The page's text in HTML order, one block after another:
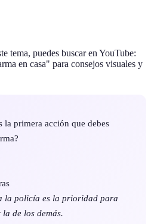
tema, puedes buscar en YouTube:
en casa" para consejos visuales y
la primera acción que debes
la policía es la prioridad para
de los demás.